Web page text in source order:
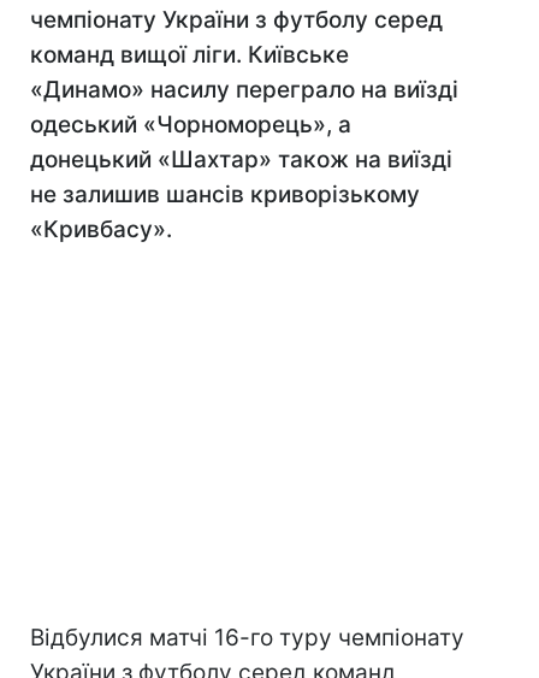
чемпіонату України з футболу серед
команд вищої ліги. Київське
«Динамо» насилу переграло на виїзді
одеський «Чорноморець», а
донецький «Шахтар» також на виїзді
не залишив шансів криворізькому
«Кривбасу».
Відбулися матчі 16-го туру чемпіонату